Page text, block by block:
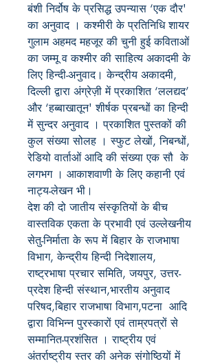
बंशी निर्दोष के प्रसिद्ध उपन्यास ‘एक दौर'
का अनुवाद । कश्मीरी के प्रतिनिधि शायर
गुलाम अहमद महजूर की चुनी हुई कविताओं
का जम्मू व कश्मीर की साहित्य अकादमी के
लिए हिन्दी-अनुवाद। केन्द्रीय अकादमी,
दिल्ली द्वारा अंग्रेज़ी में प्रकाशित ‘ललद्यद’
और‘हब्बाखातून'शीर्षक प्रबन्धों का हिन्दी
में सुन्दर अनुवाद । प्रकाशित पुस्तकों की
कुल संख्या सोलह । स्फुट लेखों,निबन्धों,
रेडियो वार्ताओं आदि की संख्या एक सौ के
लगभग । आकाशवाणी के लिए कहानी एवं
नाट्य-लेखन भी।
देश की दो जातीय संस्कृतियों के बीच
वास्तविक एकता के प्रभावी एवं उल्लेखनीय
सेतु-निर्माता के रूप में बिहार के राजभाषा
विभाग,केन्द्रीय हिन्दी निदेशालय,
राष्ट्रभाषा प्रचार समिति,जयपुर,उत्तर-
प्रदेश हिन्दी संस्थान,भारतीय अनुवाद
परिषद,बिहार राजभाषा विभाग,पटना आदि
द्वारा विभिन्न पुरस्कारों एवं ताम्रपत्रों से
सम्मानित-प्रशंसित । राष्ट्रीय एवं
अंतर्राष्ट्रीय स्तर की अनेक संगोष्ठियों में